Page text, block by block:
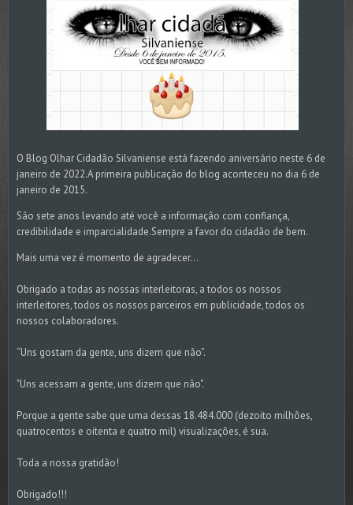
O Blog Olhar Cidadão Silvaniense está fazendo aniversário neste 6 de
janeiro de 2022.A primeira publicação do blog aconteceu no dia 6 de
janeiro de 2015.
São sete anos levando até você a informação com confiança,
credibilidade e imparcialidade.Sempre a favor do cidadão de bem.
Mais uma vez é momento de agradecer...
Obrigado a todas as nossas interleitoras, a todos os nossos
interleitores, todos os nossos parceiros em publicidade, todos os
nossos colaboradores.
“Uns gostam da gente, uns dizem que não”.
"Uns acessam a gente, uns dizem que não".
Porque a gente sabe que uma dessas 18.484.000 (dezoito milhões,
quatrocentos e oitenta e quatro mil) visualizações, é sua.
Toda a nossa gratidão!
Obrigado!!!